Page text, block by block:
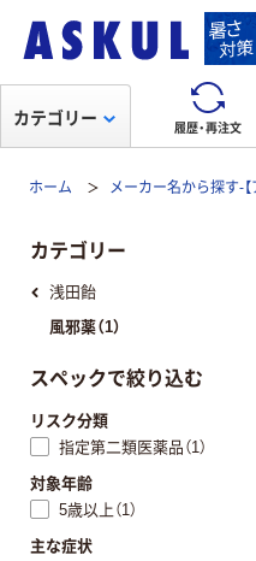
履歴・再注文
カテゴリー
ホーム メーカー名から探す-【
カテゴリー
浅田飴
風邪薬（1）
スペックで絞り込む
リスク分類
指定第二類医薬品（1）
対象年齢
5歳以上（1）
主な症状